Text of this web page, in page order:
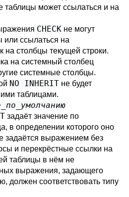
таблицы может ссылаться и на
CHECK не могут
или ссылаться на
на столбцы текущей строки.
на системный столбец
системные столбцы.
NO INHERIT не будет
таблицами.
задаёт значение по
в определении которого оно
задаётся выражением без
и перекрёстные ссылки на
таблицы в нём не
выражения, задающего
должен соответствовать типу